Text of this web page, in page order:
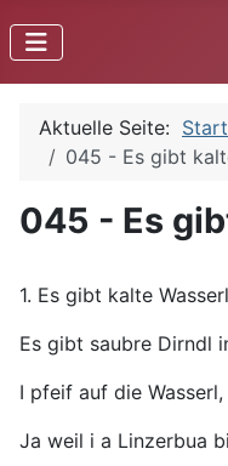
Aktuelle Seite:
045 - Es gibt
045 - Es
1. Es gibt kalte
Es gibt saubre Dirndl
I pfeif auf die
Ja weil i a Linzerbua